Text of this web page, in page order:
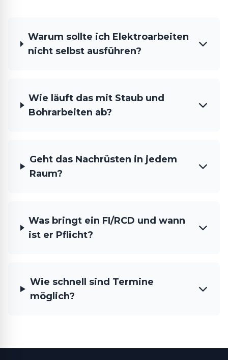
Warum sollte ich Elektroarbeiten
nicht selbst ausführen?
Wie läuft das mit Staub und
Bohrarbeiten ab?
Geht das Nachrüsten in jedem
Raum?
Was bringt ein FI/RCD und wann
ist er Pflicht?
Wie schnell sind Termine
möglich?